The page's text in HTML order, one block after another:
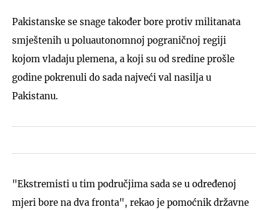
Pakistanske se snage također bore protiv militanata
smještenih u poluautonomnoj pograničnoj regiji
kojom vladaju plemena, a koji su od sredine prošle
godine pokrenuli do sada najveći val nasilja u
Pakistanu.
"Ekstremisti u tim područjima sada se u određenoj
mjeri bore na dva fronta", rekao je pomoćnik državne